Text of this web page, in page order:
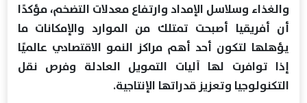
والغذاء وسلاسل الإمداد وارتفاع معدلات التضخم، مؤكدًا
أن أفريقيا أصبحت تمتلك من الموارد والإمكانات ما
يؤهلها لتكون أحد أهم مراكز النمو الاقتصادي عالميًا
إذا توافرت لها آليات التمويل العادلة وفرص نقل
التكنولوجيا وتعزيز قدراتها الإنتاجية.